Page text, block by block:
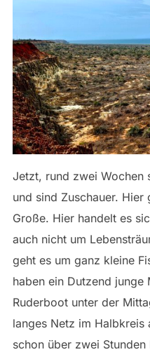
Jetzt, rund zwei Wochen
und sind Zuschauer.
Große. Hier handelt es
auch nicht um
geht es um ganz kleine
haben ein Dutzend junge
Ruderboot unter der
langes Netz im
schon über zwei